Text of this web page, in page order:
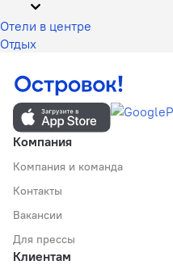
Отели в центре
Отдых
Компания
Компания и команда
Контакты
Вакансии
Для прессы
Клиентам